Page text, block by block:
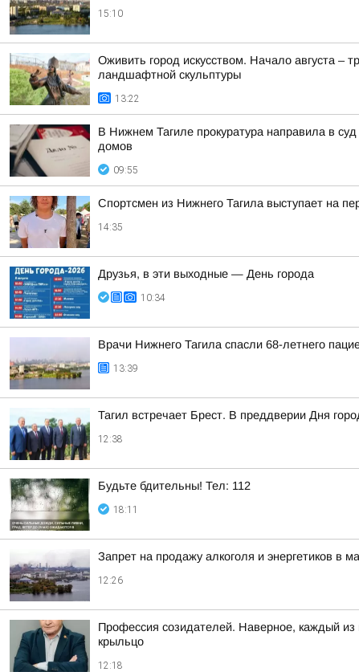
15:10
Оживить город искусством. Начало августа –
ландшафтной скульптуры
13:22
В Нижнем Тагиле прокуратура направила в
домов
09:55
Спортсмен из Нижнего Тагила выступает на
14:35
Друзья, в эти выходные — День города
10:34
Врачи Нижнего Тагила спасли 68-летнего
13:39
Тагил встречает Брест. В преддверии Дня
12:38
Будьте бдительны! Тел: 112
18:11
Запрет на продажу алкоголя и энергетиков в
12:26
Профессия созидателей. Наверное, каждый из
крыльцо
12:18